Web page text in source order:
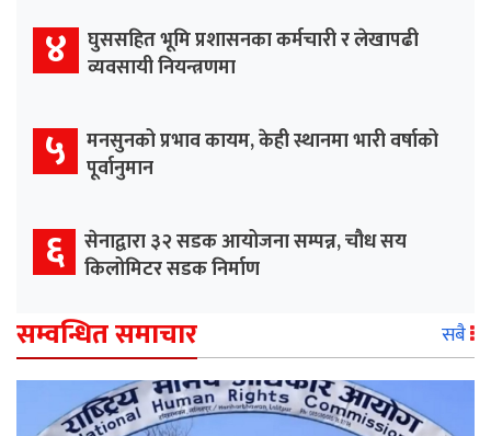
४ घुससहित भूमि प्रशासनका कर्मचारी र लेखापढी
व्यवसायी नियन्त्रणमा
५ मनसुनको प्रभाव कायम, केही स्थानमा भारी वर्षाको
पूर्वानुमान
६ सेनाद्वारा ३२ सडक आयोजना सम्पन्न, चौध सय
किलोमिटर सडक निर्माण
सम्वन्धित समाचार सबै